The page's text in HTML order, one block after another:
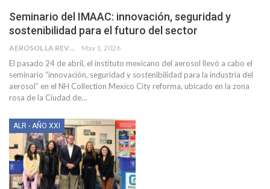
Seminario del IMAAC: innovación, seguridad y
sostenibilidad para el futuro del sector
AEROSOL LA REVISTA May 1, 2026
El pasado 24 de abril, el instituto mexicano del aerosol llevó a cabo el
seminario “innovación, seguridad y sostenibilidad para la industria del
aerosol” en el NH Collection Mexico City reforma, ubicado en la zona
rosa de la Ciudad de…
ALR - AÑO XXI